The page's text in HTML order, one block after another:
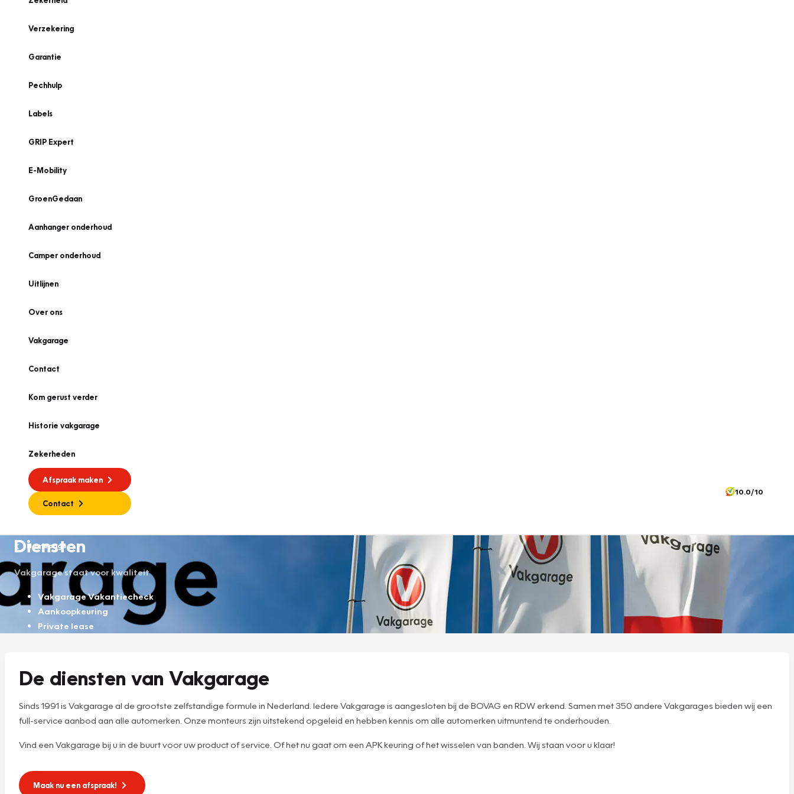
Verzekering
Garantie
Pechhulp
Labels
GRIP Expert
E-Mobility
GroenGedaan
Aanhanger onderhoud
Camper onderhoud
Uitlijnen
Over ons
Vakgarage
Contact
Kom gerust verder
Historie vakgarage
Zekerheden
Afspraak maken
Contact
10.0/10
Homepage
Diensten
Vakgarage staat voor kwaliteit
Vakgarage Vakantiecheck
Aankoopkeuring
Private lease
De diensten van Vakgarage
Sinds 1991 is Vakgarage al de grootste zelfstandige formule in Nederland. Iedere Vakgarage is aangesloten bij de BOVAG en RDW erkend. Samen met 350 andere Vakgarages bieden wij een
full-service aanbod aan alle automerken. Onze monteurs zijn uitstekend opgeleid en hebben kennis om alle automerken uitmuntend te onderhouden.
Vind een Vakgarage bij u in de buurt voor uw product of service. Of het nu gaat om een APK keuring of het wisselen van banden. Wij staan voor u klaar!
Maak nu een afspraak!